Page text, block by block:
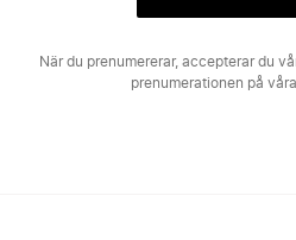
När du prenumererar, accepterar du
prenumerationen på